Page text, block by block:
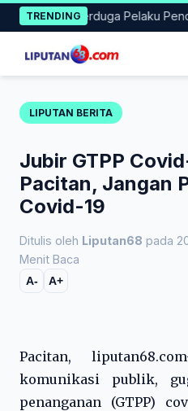
Skip
to
content
TRENDING
Terduga Pelaku Pencurian
LIPUTAN BERITA
Jubir GTPP
Pacitan, Jangan
Covid-19
Ditulis oleh Liputan68 pada
Menit Baca
A- A+
Pacitan,
komunikasi publik,
penanganan (GTPP)